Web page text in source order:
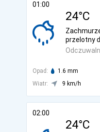
01:00
24°C
przelotny
Opad: 1.6 mm
Wiatr:
9 km/h
02:00
24°C